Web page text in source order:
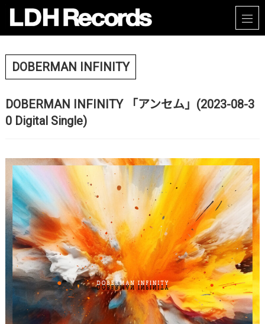
DOBERMAN INFINITY
DOBERMAN INFINITY 「アンセム」(2023-08-3
0 Digital Single)